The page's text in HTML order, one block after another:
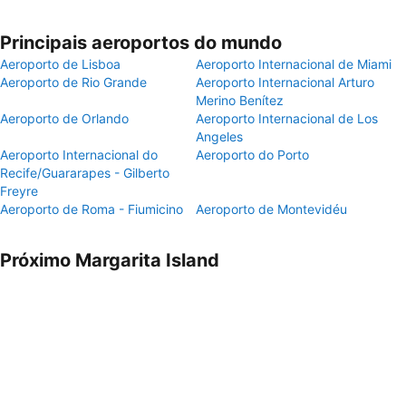
Principais aeroportos do mundo
Aeroporto de Lisboa
Aeroporto Internacional de Miami
Aeroporto de Rio Grande
Aeroporto Internacional Arturo
Merino Benítez
Aeroporto de Orlando
Aeroporto Internacional de Los
Angeles
Aeroporto Internacional do
Recife/Guararapes - Gilberto
Freyre
Aeroporto do Porto
Aeroporto de Roma - Fiumicino Aeroporto de Montevidéu
Próximo Margarita Island